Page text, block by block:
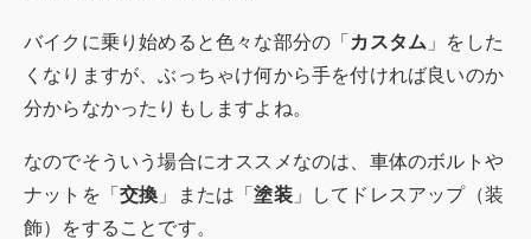
バイクに乗り始めると色々な部分の「 カスタム 」をした
くなりますが、ぶっちゃけ何から手を付ければ良いのか
分からなかったりもしますよね。
なのでそういう場合にオススメなのは、車体のボルトや
ナットを「 交換 」または「塗装」してドレスアップ（装
飾）をすることです。